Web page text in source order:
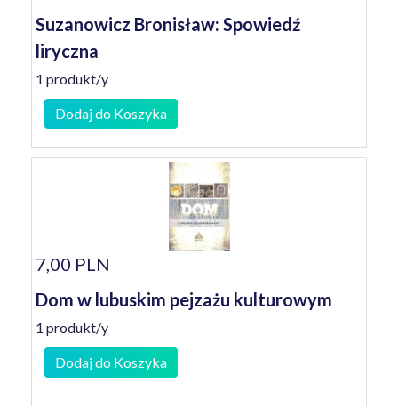
Suzanowicz Bronisław: Spowiedź
liryczna
1 produkt/y
Dodaj do Koszyka
7,00 PLN
Dom w lubuskim pejzażu kulturowym
1 produkt/y
Dodaj do Koszyka